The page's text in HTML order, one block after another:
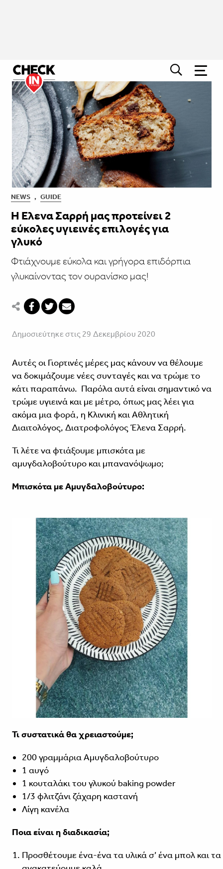
NEWS , GUIDE
Η Έλενα Σαρρή μας προτείνει 2
εύκολες υγιεινές επιλογές για
γλυκό
Φτιάχνουμε εύκολα και γρήγορα επιδόρπια
γλυκαίνοντας τον ουρανίσκο μας!
Δημοσιεύτηκε στις 29 Δεκεμβρίου 2020
Αυτές οι Γιορτινές μέρες μας κάνουν να θέλουμε
να δοκιμάζουμε νέες συνταγές και να τρώμε το
κάτι παραπάνω. Παρόλα αυτά είναι σημαντικό να
τρώμε υγιεινά και με μέτρο, όπως μας λέει για
ακόμα μια φορά, η Κλινική και Αθλητική
Διαιτολόγος, Διατροφολόγος Έλενα Σαρρή.
Τι λέτε να φτιάξουμε μπισκότα με
αμυγδαλοβούτυρο και μπανανόψωμο;
Μπισκότα με Αμυγδαλοβούτυρο:
Τι συστατικά θα χρειαστούμε;
200 γραμμάρια Αμυγδαλοβούτυρο
1 αυγό
1 κουταλάκι του γλυκού baking powder
1/3 φλιτζάνι ζάχαρη καστανή
Λίγη κανέλα
Ποια είναι η διαδικασία;
Προσθέτουμε ένα-ένα τα υλικά σ’ ένα μπολ και τα